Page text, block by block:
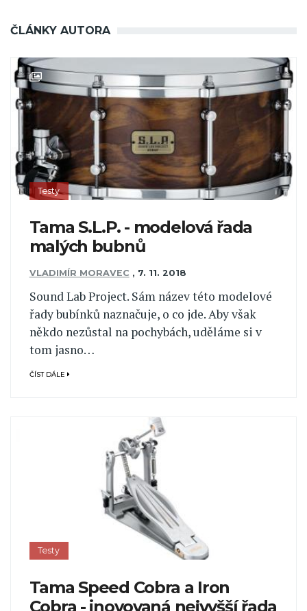
ČLÁNKY AUTORA
Testy
Tama S.L.P. - modelová řada
malých bubnů
VLADIMÍR MORAVEC , 7. 11. 2018
Sound Lab Project. Sám název této modelové
řady bubínků naznačuje, o co jde. Aby však
někdo nezůstal na pochybách, uděláme si v
tom jasno…
ČÍST DÁLE
Testy
Tama Speed Cobra a Iron
Cobra - inovovaná nejvyšší řada